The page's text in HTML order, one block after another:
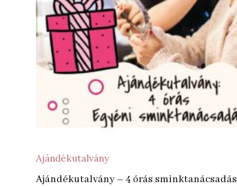
Ajándékutalvány
Ajándékutalvány – 4 órás sminktanácsadás